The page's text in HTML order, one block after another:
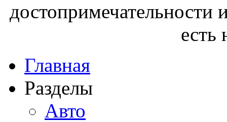
достопримечательности
есть
Главная
Разделы
Авто